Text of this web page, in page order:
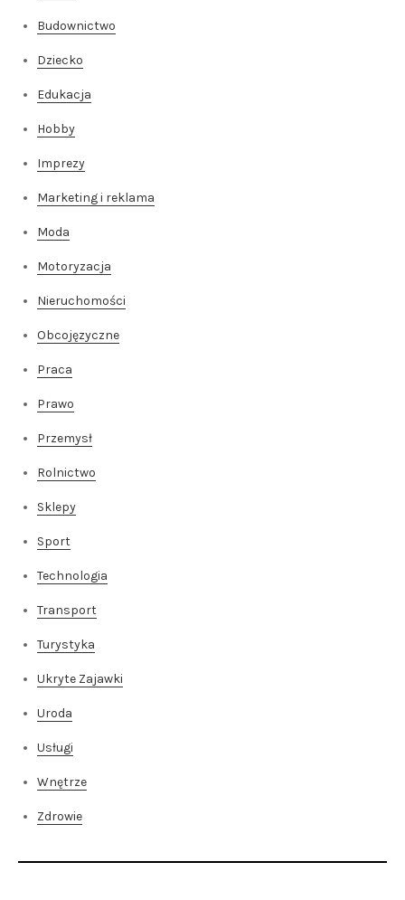
Budownictwo
Dziecko
Edukacja
Hobby
Imprezy
Marketing i reklama
Moda
Motoryzacja
Nieruchomości
Obcojęzyczne
Praca
Prawo
Przemysł
Rolnictwo
Sklepy
Sport
Technologia
Transport
Turystyka
Ukryte Zajawki
Uroda
Usługi
Wnętrze
Zdrowie